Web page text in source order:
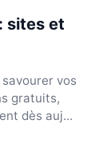
sites et
vos
gratuits,
dès auj...